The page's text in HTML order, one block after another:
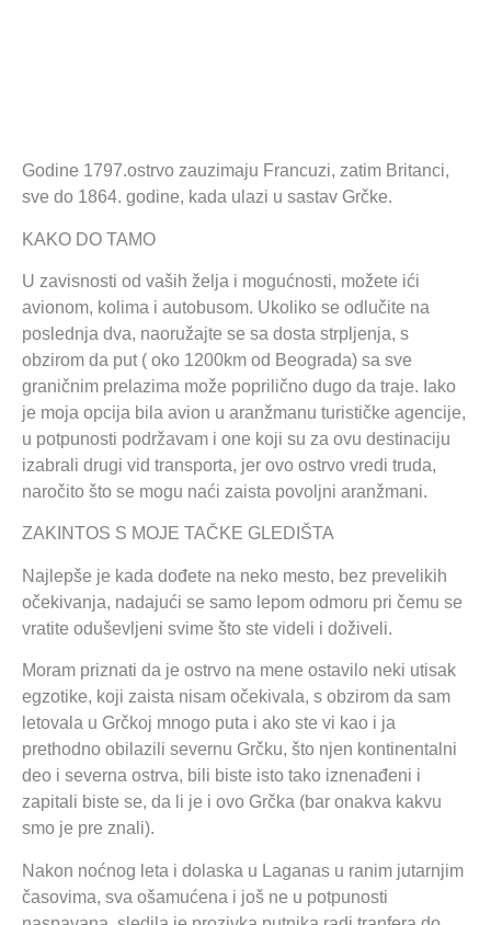
Godine 1797.ostrvo zauzimaju Francuzi, zatim Britanci,
sve do 1864. godine, kada ulazi u sastav Grčke.
KAKO DO TAMO
U zavisnosti od vaših želja i mogućnosti, možete ići
avionom, kolima i autobusom. Ukoliko se odlučite na
poslednja dva, naoružajte se sa dosta strpljenja, s
obzirom da put ( oko 1200km od Beograda) sa sve
graničnim prelazima može poprilično dugo da traje. Iako
je moja opcija bila avion u aranžmanu turističke agencije,
u potpunosti podržavam i one koji su za ovu destinaciju
izabrali drugi vid transporta, jer ovo ostrvo vredi truda,
naročito što se mogu naći zaista povoljni aranžmani.
ZAKINTOS S MOJE TAČKE GLEDIŠTA
Najlepše je kada dođete na neko mesto, bez prevelikih
očekivanja, nadajući se samo lepom odmoru pri čemu se
vratite oduševljeni svime što ste videli i doživeli.
Moram priznati da je ostrvo na mene ostavilo neki utisak
egzotike, koji zaista nisam očekivala, s obzirom da sam
letovala u Grčkoj mnogo puta i ako ste vi kao i ja
prethodno obilazili severnu Grčku, što njen kontinentalni
deo i severna ostrva, bili biste isto tako iznenađeni i
zapitali biste se, da li je i ovo Grčka (bar onakva kakvu
smo je pre znali).
Nakon noćnog leta i dolaska u Laganas u ranim jutarnjim
časovima, sva ošamućena i još ne u potpunosti